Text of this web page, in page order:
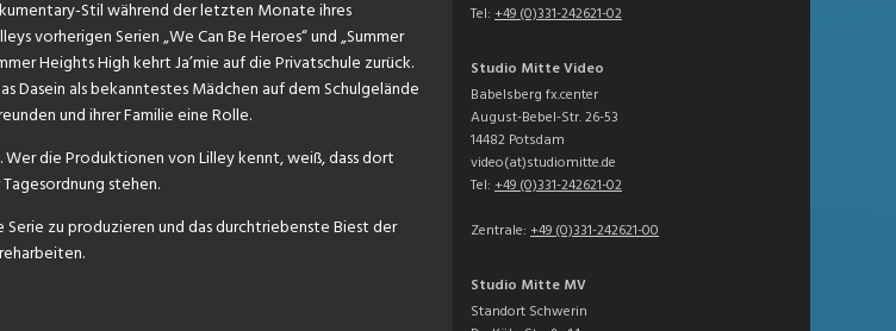
Stil während der letzten Monate ihres
vorherigen Serien „We Can Be Heroes“ und „Summer
Heights High kehrt Ja’mie auf die Privatschule zurück.
Dasein als bekanntestes Mädchen auf dem Schulgelände
und ihrer Familie eine Rolle.
Wer die Produktionen von Lilley kennt, weiß, dass dort
stehen.
Serie zu produzieren und das durchtriebenste Biest der
Tel: +49 (0)331-242621-02
Studio Mitte Video
Babelsberg fx.center
August-Bebel-Str. 26-53
14482 Potsdam
video(at)studiomitte.de
Tel: +49 (0)331-242621-02
Zentrale: +49 (0)331-242621-00
Studio Mitte MV
Standort Schwerin